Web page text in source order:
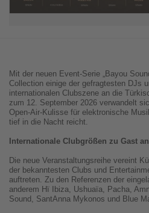
Mit der neuen Event-Serie „Bayou
Collection einige der gefragtesten DJs
internationalen Clubszene an die
zum 12. September 2026 verwandelt
Open-Air-Kulisse für elektronische
tief in die Nacht reicht.
Internationale Clubgrößen zu Gast
Die neue Veranstaltungsreihe vereint
der bekanntesten Clubs und
auftreten. Zu den Referenzen der
anderem Hï Ibiza, Ushuaïa, Pacha,
Sound, SantAnna Mykonos und Blue